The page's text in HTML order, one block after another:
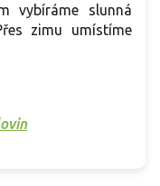
vybíráme slunná
zimu umístíme